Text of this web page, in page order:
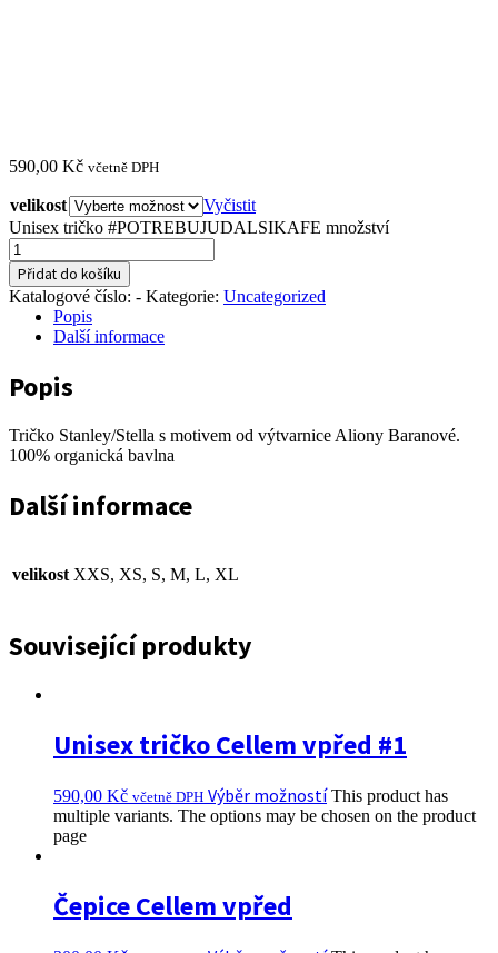
590,00 Kč včetně DPH
velikost
Vyčistit
Unisex tričko #POTREBUJUDALSIKAFE množství
Přidat do košíku
Katalogové číslo: - Kategorie: Uncategorized
Popis
Další informace
Popis
Tričko Stanley/Stella s motivem od výtvarnice Aliony Baranové.
100% organická bavlna
Další informace
velikost XXS, XS, S, M, L, XL
Související produkty
Unisex tričko Cellem vpřed #1
590,00 Kč včetně DPH Výběr možností This product has
multiple variants. The options may be chosen on the product
page
Čepice Cellem vpřed